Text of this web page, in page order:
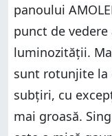
panoului
punct de
luminozității.
sunt rotunjite la
subțiri, cu
mai groasă.